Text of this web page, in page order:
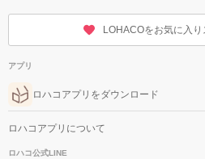
LOHACOをお気に入
アプリ
ロハコアプリをダウンロード
ロハコアプリについて
ロハコ公式LINE